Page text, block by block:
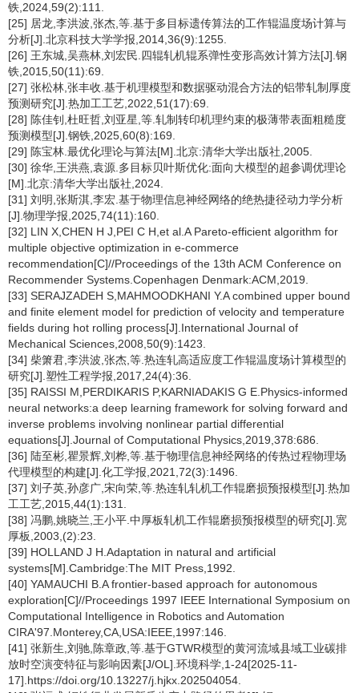
铁,2024,59(2):111.
[25] 居龙,李洪波,张杰,等.基于多目标遗传算法的工作辊温度场计算与
分析[J].北京科技大学学报,2014,36(9):1255.
[26] 王东城,吴燕林,刘宏民.四辊轧机辊系弹性变形高效计算方法[J].钢
铁,2015,50(11):69.
[27] 张松林,张丰收.基于机理模型和数据驱动混合方法的铝带轧制厚度
预测研究[J].热加工工艺,2022,51(17):69.
[28] 陈佳钊,杜旺哲,刘亚星,等.轧制转印机理约束的极薄带表面粗糙度
预测模型[J].钢铁,2025,60(8):169.
[29] 陈宝林.最优化理论与算法[M].北京:清华大学出版社,2005.
[30] 徐华,王洪燕,袁源.多目标贝叶斯优化:面向大模型的超参调优理论
[M].北京:清华大学出版社,2024.
[31] 刘明,张斯淇,李宏.基于物理信息神经网络的绝热捷径动力学分析
[J].物理学报,2025,74(11):160.
[32] LIN X,CHEN H J,PEI C H,et al.A Pareto-efficient algorithm for
multiple objective optimization in e-commerce
recommendation[C]//Proceedings of the 13th ACM Conference on
Recommender Systems.Copenhagen Denmark:ACM,2019.
[33] SERAJZADEH S,MAHMOODKHANI Y.A combined upper bound
and finite element model for prediction of velocity and temperature
fields during hot rolling process[J].International Journal of
Mechanical Sciences,2008,50(9):1423.
[34] 柴箫君,李洪波,张杰,等.热连轧高适应度工作辊温度场计算模型的
研究[J].塑性工程学报,2017,24(4):36.
[35] RAISSI M,PERDIKARIS P,KARNIADAKIS G E.Physics-informed
neural networks:a deep learning framework for solving forward and
inverse problems involving nonlinear partial differential
equations[J].Journal of Computational Physics,2019,378:686.
[36] 陆至彬,瞿景辉,刘桦,等.基于物理信息神经网络的传热过程物理场
代理模型的构建[J].化工学报,2021,72(3):1496.
[37] 刘子英,孙彦广,宋向荣,等.热连轧轧机工作辊磨损预报模型[J].热加
工工艺,2015,44(1):131.
[38] 冯鹏,姚晓兰,王小平.中厚板轧机工作辊磨损预报模型的研究[J].宽
厚板,2003,(2):23.
[39] HOLLAND J H.Adaptation in natural and artificial
systems[M].Cambridge:The MIT Press,1992.
[40] YAMAUCHI B.A frontier-based approach for autonomous
exploration[C]//Proceedings 1997 IEEE International Symposium on
Computational Intelligence in Robotics and Automation
CIRA'97.Monterey,CA,USA:IEEE,1997:146.
[41] 张新生,刘驰,陈章政,等.基于GTWR模型的黄河流域县域工业碳排
放时空演变特征与影响因素[J/OL].环境科学,1-24[2025-11-
17].https://doi.org/10.13227/j.hjkx.202504054.